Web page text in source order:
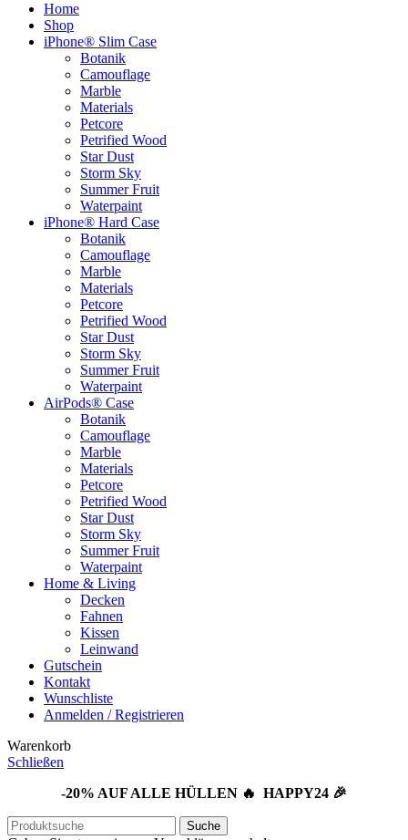
Home
Shop
iPhone® Slim Case
Botanik
Camouflage
Marble
Materials
Petcore
Petrified Wood
Star Dust
Storm Sky
Summer Fruit
Waterpaint
iPhone® Hard Case
Botanik
Camouflage
Marble
Materials
Petcore
Petrified Wood
Star Dust
Storm Sky
Summer Fruit
Waterpaint
AirPods® Case
Botanik
Camouflage
Marble
Materials
Petcore
Petrified Wood
Star Dust
Storm Sky
Summer Fruit
Waterpaint
Home & Living
Decken
Fahnen
Kissen
Leinwand
Gutschein
Kontakt
Wunschliste
Anmelden / Registrieren
Warenkorb
Schließen
-20% AUF ALLE HÜLLEN 🔥 HAPPY24 🎉
Suche